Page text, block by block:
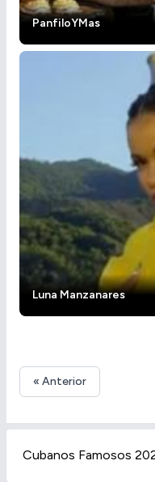
PanfiloYMas
Luna Manzanares
« Anterior
Cubanos Famosos